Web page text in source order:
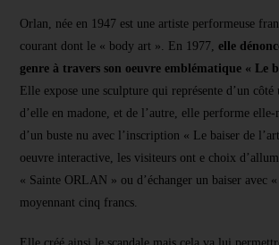
Orlan, née en 1947 est une artiste performeuse
courant dont le « body art ». En 1977,elle
genre à travers son oeuvre emblématique « Le
Elle expose une sculpture qui représente d’un
d’elle en madone, et de l’autre, elle performe
d’un buste nu avec l’inscription « Le baiser de
oeuvre interactive, les visiteurs ont e choix
« Sainte ORLAN » ou d’échanger un baiser avec
moyennant cinq francs.